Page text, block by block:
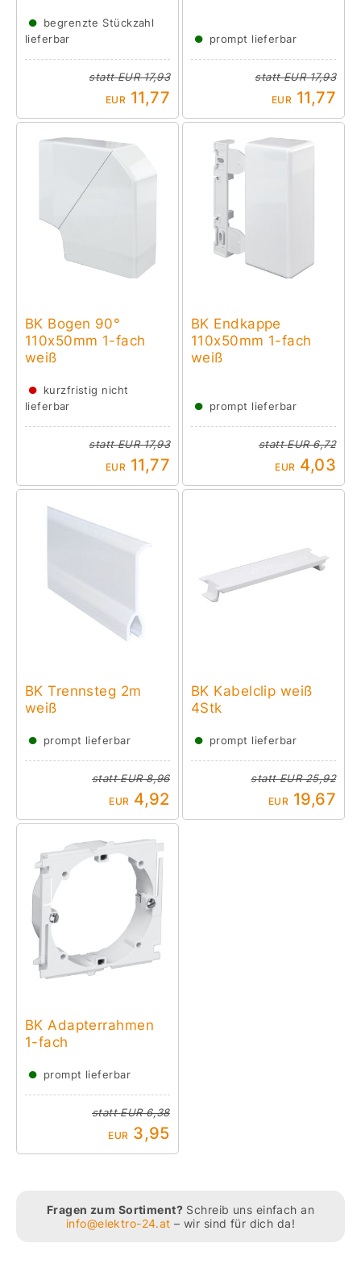
● begrenzte Stückzahl
lieferbar
stattEUR 17,93
EUR 11,77
● prompt lieferbar
stattEUR 17,93
EUR 11,77
BK Bogen 90°
110x50mm 1-fach
weiß
● kurzfristig nicht
lieferbar
stattEUR 17,93
EUR 11,77
BK Endkappe
110x50mm 1-fach
weiß
● prompt lieferbar
stattEUR 6,72
EUR 4,03
BK Trennsteg 2m
weiß
● prompt lieferbar
stattEUR 8,96
EUR 4,92
BK Kabelclip weiß
4Stk
● prompt lieferbar
stattEUR 25,92
EUR 19,67
BK Adapterrahmen
1-fach
● prompt lieferbar
stattEUR 6,38
EUR 3,95
Fragen zum Sortiment? Schreib uns einfach an
info@elektro-24.at – wir sind für dich da!